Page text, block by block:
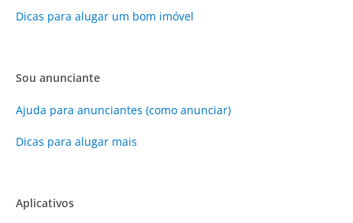
Dicas para alugar um bom imóvel
Sou anunciante
Ajuda para anunciantes (como anunciar)
Dicas para alugar mais
Aplicativos